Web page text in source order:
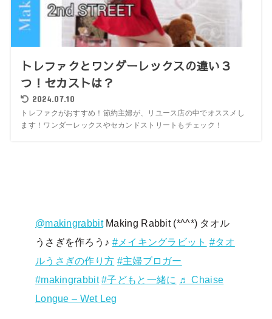
トレファクとワンダーレックスの違い３
つ！セカストは？
2024.07.10
トレファクがおすすめ！節約主婦が、リユース店の中でオススメし
ます！ワンダーレックスやセカンドストリートもチェック！
@makingrabbitMaking Rabbit (*^^*) タオル
うさぎを作ろう♪ #メイキングラビット #タオ
ルうさぎの作り方 #主婦ブロガー
#makingrabbit #子どもと一緒に
♬ Chaise
Longue – Wet Leg